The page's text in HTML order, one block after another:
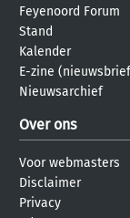
Feyenoord Forum
Stand
Kalender
E-zine
Nieuwsarchief
Over ons
Voor webmasters
Disclaimer
Privacy